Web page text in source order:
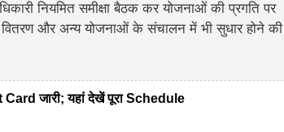
नियमित समीक्षा बैठक कर योजनाओं की प्रगति पर
और अन्य योजनाओं के संचालन में भी सुधार होने की
जारी; यहां देखें पूरा Schedule